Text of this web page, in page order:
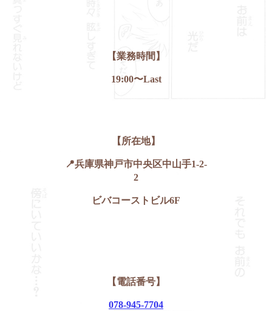
【業務時間】
19:00〜Last
【所在地】
📍兵庫県神戸市中央区中山手1-2-
2
ビバコーストビル6F
【電話番号】
078-945-7704